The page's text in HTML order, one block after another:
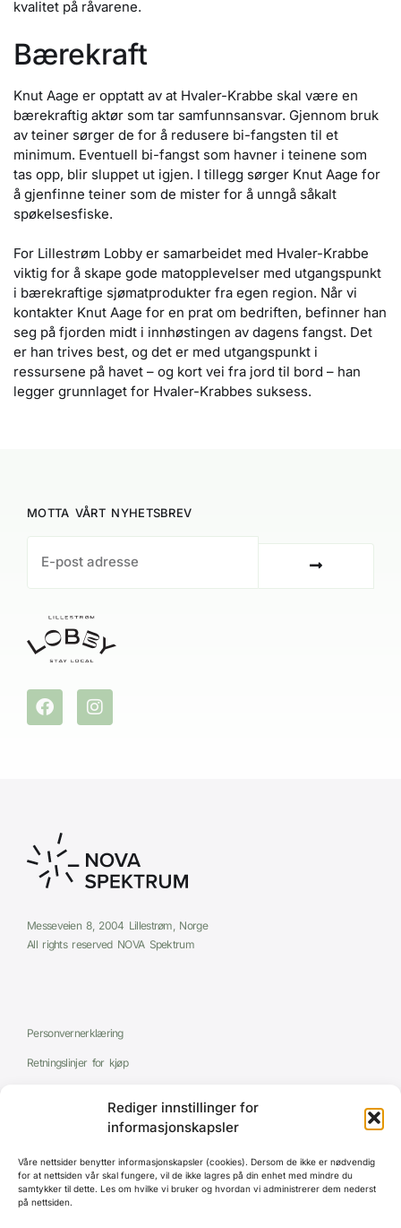
Rediger innstillinger for
informasjonskapsler
Våre nettsider benytter informasjonskapsler (cookies). Dersom de ikke er nødvendig
for at nettsiden vår skal fungere, vil de ikke lagres på din enhet med mindre du
samtykker til dette. Les om hvilke vi bruker og hvordan vi administrerer dem nederst
på nettsiden.
kvalitet på råvarene.
Bærekraft
Knut Aage er opptatt av at Hvaler-Krabbe skal være en
bærekraftig aktør som tar samfunnsansvar. Gjennom bruk
av teiner sørger de for å redusere bi-fangsten til et
minimum. Eventuell bi-fangst som havner i teinene som
tas opp, blir sluppet ut igjen. I tillegg sørger Knut Aage for
å gjenfinne teiner som de mister for å unngå såkalt
spøkelsesfiske.
For Lillestrøm Lobby er samarbeidet med Hvaler-Krabbe
viktig for å skape gode matopplevelser med utgangspunkt
i bærekraftige sjømatprodukter fra egen region. Når vi
kontakter Knut Aage for en prat om bedriften, befinner han
seg på fjorden midt i innhøstingen av dagens fangst. Det
er han trives best, og det er med utgangspunkt i
ressursene på havet – og kort vei fra jord til bord – han
legger grunnlaget for Hvaler-Krabbes suksess.
MOTTA VÅRT NYHETSBREV
Messeveien 8, 2004 Lillestrøm, Norge
All rights reserved NOVA Spektrum
Personvernerklæring
Retningslinjer for kjøp
Cookie Policy (EU)